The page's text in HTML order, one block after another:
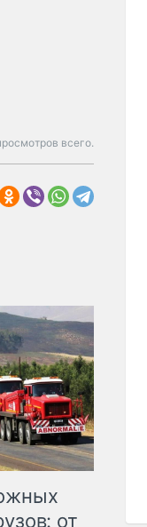
всего.
от